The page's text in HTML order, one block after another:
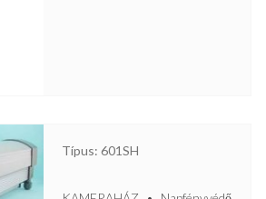
Típus: 601SH